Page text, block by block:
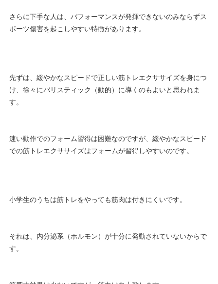
さらに下手な人は、パフォーマンスが発揮できないのみならずス
ポーツ傷害を起こしやすい特徴があります。
先ずは、緩やかなスピードで正しい筋トレエクササイズを身につ
け、徐々にバリスティック（動的）に導くのもよいと思われま
す。
速い動作でのフォーム習得は困難なのですが、緩やかなスピード
での筋トレエクササイズはフォームが習得しやすいのです。
小学生のうちは筋トレをやっても筋肉は付きにくいです。
それは、内分泌系（ホルモン）が十分に発動されていないからで
す。